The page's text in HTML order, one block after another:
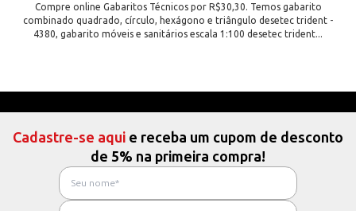
Compre online Gabaritos Técnicos por R$30,30. Temos gabarito
combinado quadrado, círculo, hexágono e triângulo desetec trident -
4380, gabarito móveis e sanitários escala 1:100 desetec trident...
Cadastre-se aqui e receba um cupom de desconto
de 5% na primeira compra!